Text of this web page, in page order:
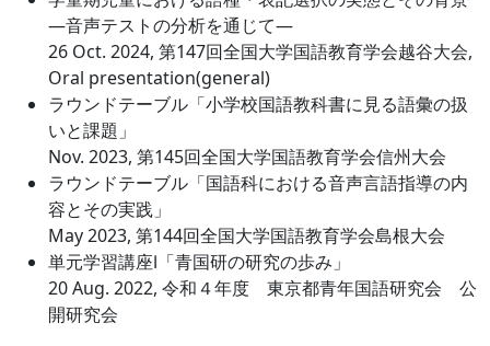
―音声テストの分析を通じて―
26 Oct. 2024, 第147回全国大学国語教育学会越谷大会,
Oral presentation(general)
ラウンドテーブル「小学校国語教科書に見る語彙の扱
いと課題」
Nov. 2023, 第145回全国大学国語教育学会信州大会
ラウンドテーブル「国語科における音声言語指導の内
容とその実践」
May 2023, 第144回全国大学国語教育学会島根大会
単元学習講座Ⅰ「青国研の研究の歩み」
20 Aug. 2022, 令和４年度 東京都青年国語研究会 公
開研究会